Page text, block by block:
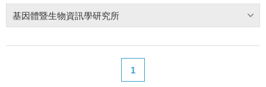
基因體暨生物資訊學研究所
1